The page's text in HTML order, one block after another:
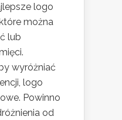
logo
można
lub
wyróżniać
logo
Powinno
od